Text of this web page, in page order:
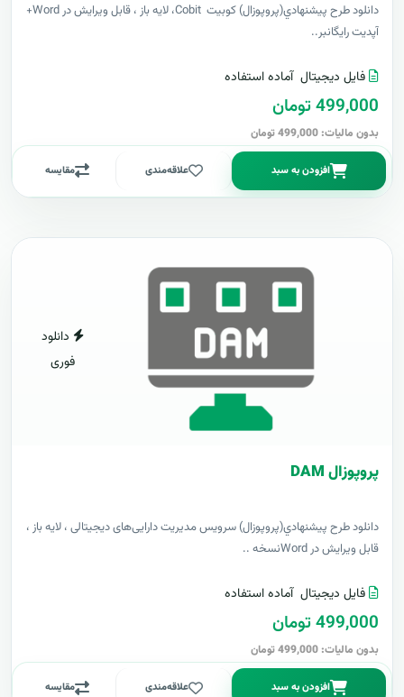
دانلود طرح پيشنهادي(پروپوزال) کوبیت Cobit، لایه باز ، قابل ویرایش در Word+
آپدیت رایگانبر..
فایل دیجیتال آماده استفاده
499,000 تومان
بدون مالیات: 499,000 تومان
افزودن به سبد علاقه‌مندی مقایسه
دانلود
فوری
پروپوزال DAM
دانلود طرح پيشنهادي(پروپوزال) سرویس مدیریت دارایی‌های دیجیتالی ، لایه باز ،
قابل ویرایش در Wordنسخه ..
فایل دیجیتال آماده استفاده
499,000 تومان
بدون مالیات: 499,000 تومان
افزودن به سبد علاقه‌مندی مقایسه